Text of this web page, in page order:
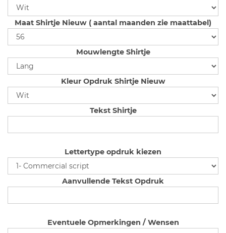
Maat Shirtje Nieuw ( aantal maanden zie maattabel)
Mouwlengte Shirtje
Kleur Opdruk Shirtje Nieuw
Tekst Shirtje
Lettertype opdruk kiezen
Aanvullende Tekst Opdruk
Eventuele Opmerkingen / Wensen